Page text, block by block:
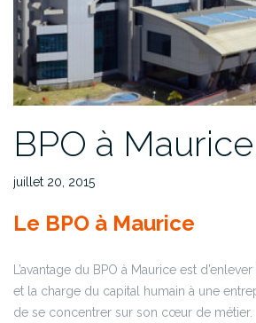
BPO à
juillet 20, 2015
Le BPO à Maurice
L’avantage du BPO à Maurice est
et la charge du capital humain à une
de se concentrer sur son cœur de métier.